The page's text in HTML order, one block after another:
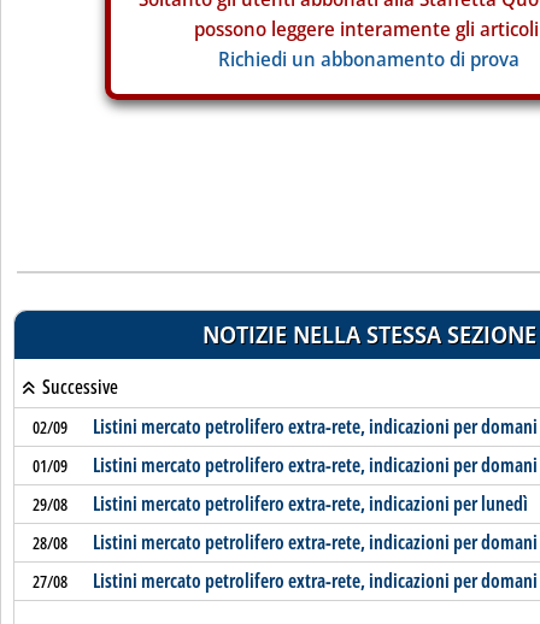
possono leggere interamente gli
Richiedi un abbonamento di prova
NOTIZIE NELLA STESSA SEZIONE
Successive
02/09 Listini mercato petrolifero extra-rete, indicazioni per domani
01/09 Listini mercato petrolifero extra-rete, indicazioni per domani
29/08 Listini mercato petrolifero extra-rete, indicazioni per lunedì
28/08 Listini mercato petrolifero extra-rete, indicazioni per domani
27/08 Listini mercato petrolifero extra-rete, indicazioni per domani